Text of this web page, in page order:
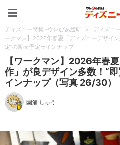
ディズニー特集 -ウレぴあ総研 > ディズニ
ークマン】2026年春夏「ディズニーデザイ
定”の販売予定ラインナップ
【ワークマン】2026年春
作」が良デザイン多数！“
インナップ（写真 26/30）
園浦 しゅう